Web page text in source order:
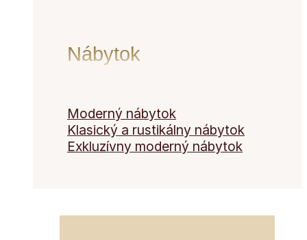
Nábytok
Moderný nábytok
Klasický a rustikálny nábytok
Exkluzívny moderný nábytok